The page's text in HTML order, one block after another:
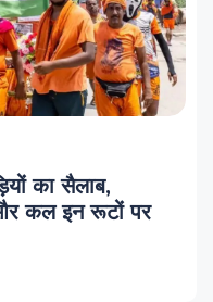
का सैलाब,
कल इन रूटों पर